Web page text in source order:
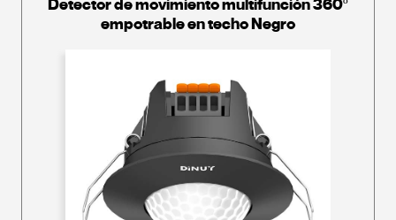
Detector de movimiento multifunción 360º
empotrable en techo Negro